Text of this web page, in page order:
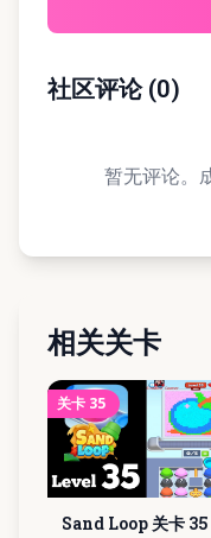
社区评论(0)
暂无评论。
相关关卡
关卡 35
Sand Loop 关卡 35